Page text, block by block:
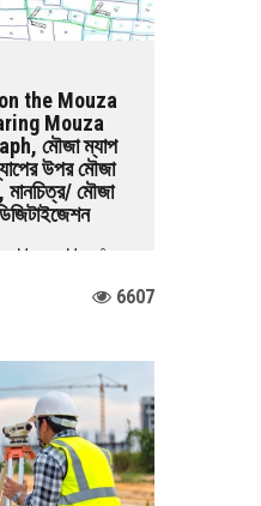
the Mouza
Mouza
মৌজা ম্যাপ
উপর মৌজা
মানচিত্র/ মৌজা
Mouza Map &
& Pantograph
6607